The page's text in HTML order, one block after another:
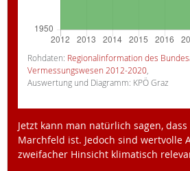
Rohdaten: Regionalinformation des
Vermessungswesen 2012-2020,
Auswertung und Diagramm: KPÖ Graz
Jetzt kann man natürlich sagen,
Marchfeld ist. Jedoch sind wertvolle
zweifacher Hinsicht klimatisch